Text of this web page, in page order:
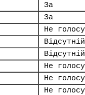
За
За
Не
Відсутній
Відсутній
Не
Не
Не